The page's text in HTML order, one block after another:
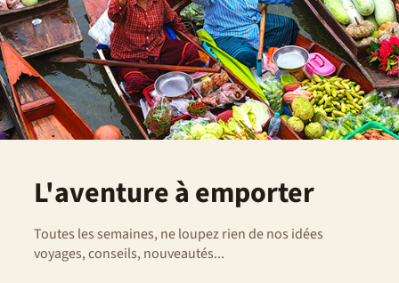
L'aventure à emporter
Toutes les semaines, ne loupez rien de nos idées
voyages, conseils, nouveautés...